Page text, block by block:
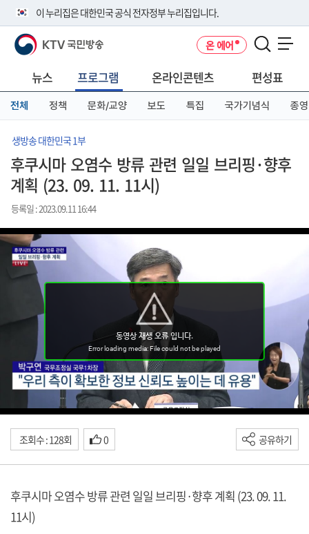
이 누리집은 대한민국 공식 전자정부 누리집입니다.
공식 누리집 주소 확인하기
니다.
이밖에 or.kr 또는 .kr등 다른 도메인 주소를 사용하고 있다면 아래 URL에
서 도메인 주소를 확인해 보세요
KTV 국민방송 온 에어
뉴스 프로그램 온라인콘텐츠 편성표
전체 정책 문화/교양 보도 특집 국가기념식 종영
생방송 대한민국 1부
후쿠시마 오염수 방류 관련 일일 브리핑·향후
계획 (23. 09. 11. 11시)
등록일 : 2023.09.11 16:44
조회수 : 128회 0 공유하기
후쿠시마 오염수 방류 관련 일일 브리핑·향후 계획 (23. 09. 11.
11시)